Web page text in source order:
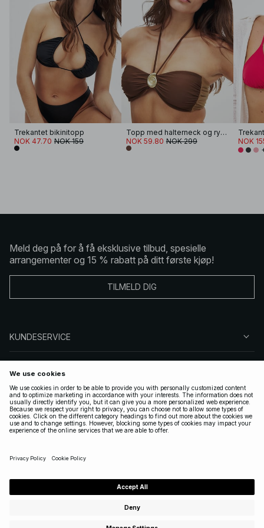
Trekantet bikinitopp
NOK 47.70 NOK 159
Topp med halterneck og rysjedetaljer
NOK 59.80 NOK 299
NOK
Meld deg på for å få eksklusive tilbud, spesielle
arrangementer og 15 % rabatt på ditt første kjøp!
TILMELD DIG
KUNDESERVICE
FØLG OSS
LOVLIG